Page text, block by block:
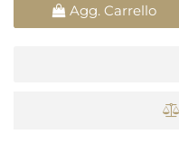
Agg. Carrello